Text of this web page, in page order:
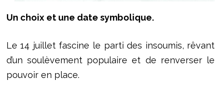
Un choix et une date symbolique.
Le 14 juillet fascine le parti des insoumis, rêvant
d’un soulèvement populaire et de renverser le
pouvoir en place.